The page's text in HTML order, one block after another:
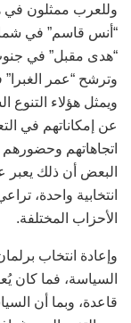
وللعرب ممثلون في
“أنس قاسم” في
“هدى مقبل” في جنوب
وترشح “عمر
ويمثل هؤلاء التنوع
عن إمكاناتهم في
اتجاهاتهم
البعض أن ذلك
انتخابية واحدة،
الأحزاب المختلفة.
وإعادة انتخاب
السياسة، فما كان
قاعدة، وبما أن